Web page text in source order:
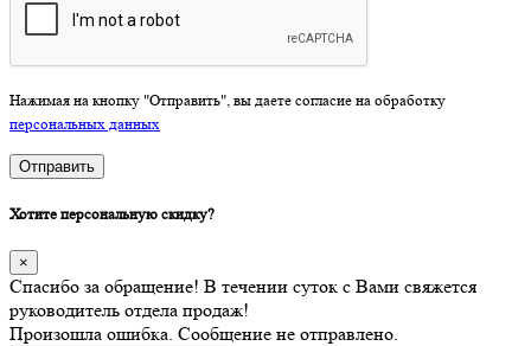
Нажимая на кнопку "Отправить", вы даете согласие на обработку
персональных данных
Отправить
Хотите персональную скидку?
×
Спасибо за обращение! В течении суток с Вами свяжется
руководитель отдела продаж!
Произошла ошибка. Сообщение не отправлено.